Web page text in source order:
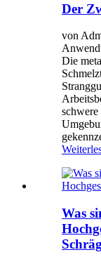
Der
von
Die
schwere
Was